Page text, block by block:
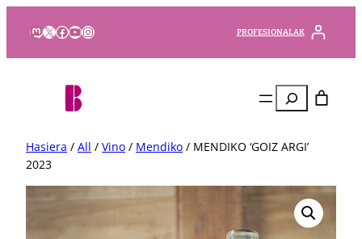
Mastodon
X Facebook
YouTube
Instagram PROFESIONALAK
Bilatu
Hasiera / All / Vino / Mendiko / MENDIKO ‘GOIZ ARGI’
2023